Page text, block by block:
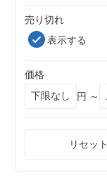
売り切れ
表示する
価格
円 ～
リセット